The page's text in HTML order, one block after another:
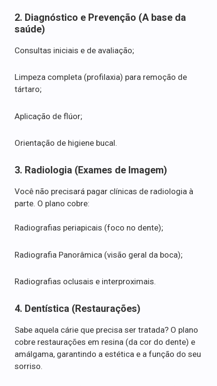
2. Diagnóstico e Prevenção (A base da
saúde)
Consultas iniciais e de avaliação;
Limpeza completa (profilaxia) para remoção de
tártaro;
Aplicação de flúor;
Orientação de higiene bucal.
3. Radiologia (Exames de Imagem)
Você não precisará pagar clínicas de radiologia à
parte. O plano cobre:
Radiografias periapicais (foco no dente);
Radiografia Panorâmica (visão geral da boca);
Radiografias oclusais e interproximais.
4. Dentística (Restaurações)
Sabe aquela cárie que precisa ser tratada? O plano
cobre restaurações em resina (da cor do dente) e
amálgama, garantindo a estética e a função do seu
sorriso.